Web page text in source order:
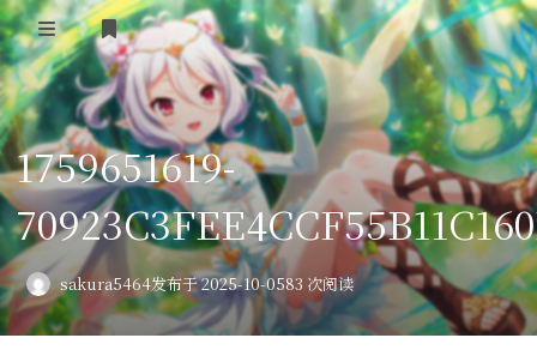
首页
VPS评测
AI绘画
教程
图库
登录
1759651619-
sakura5464发布于 2025-10-0583 次阅读